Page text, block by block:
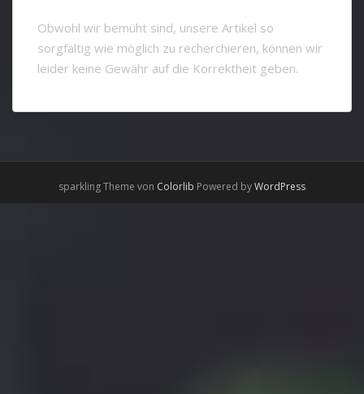
Obwohl wir bemüht sind, unsere Artikel so
sorgfältig wie möglich zu recherchieren, können wir
leider keine Gewähr auf die Korrektheit geben.
sparkling Theme von Colorlib Powered byWordPress